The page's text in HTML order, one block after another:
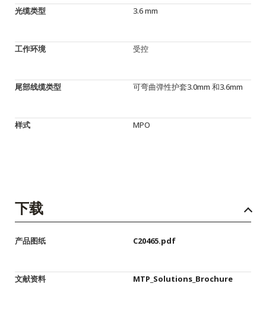
光缆类型 3.6 mm
工作环境 受控
尾部线缆类型 可弯曲弹性护套3.0mm 和3.6mm
样式 MPO
下载
产品图纸 C20465.pdf
文献资料 MTP_Solutions_Brochure